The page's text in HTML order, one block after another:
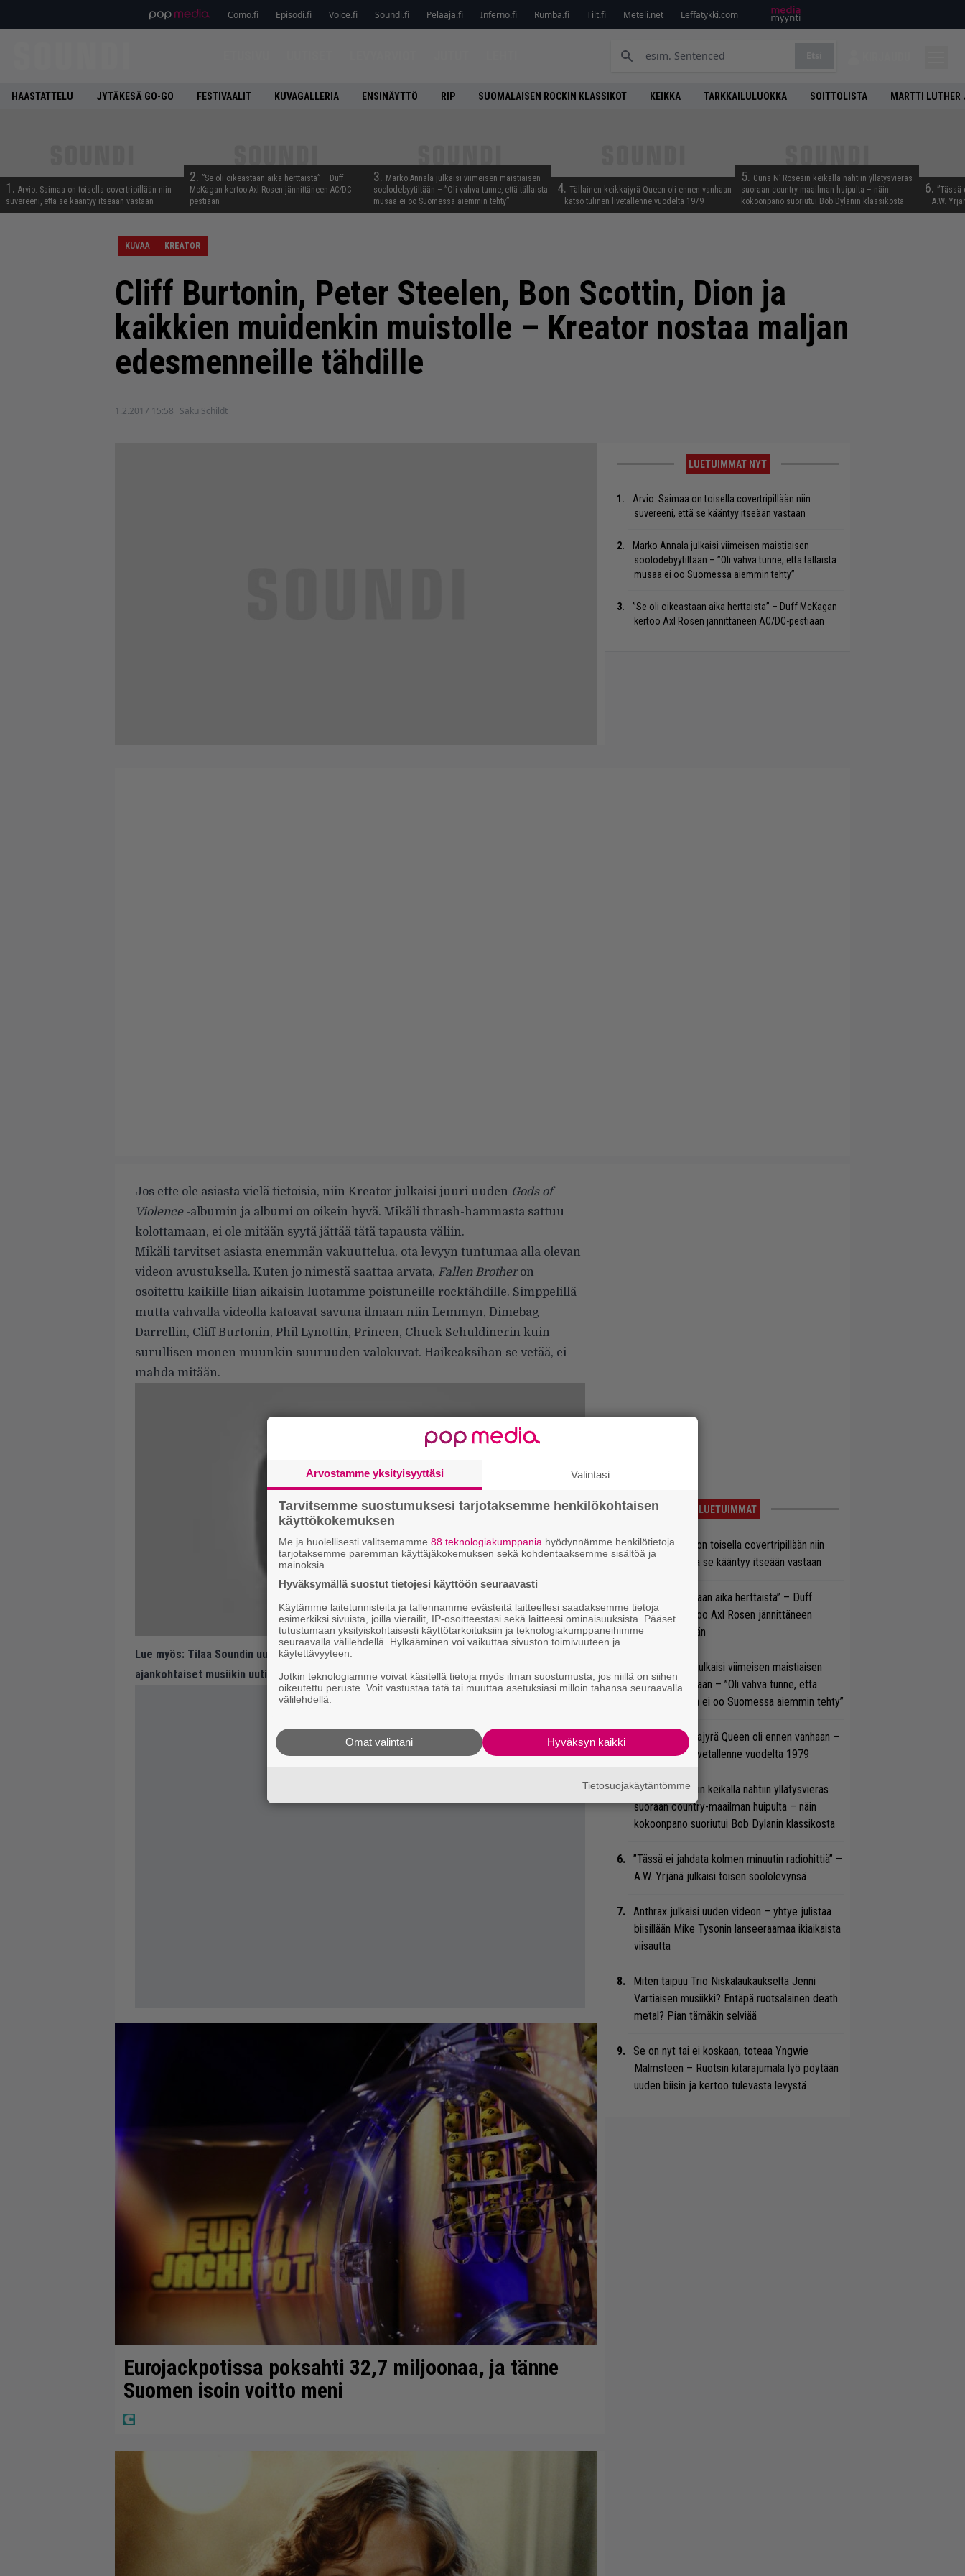
Como.fi Episodi.fi Voice.fi Soundi.fi Pelaaja.fi Inferno.fi Rumba.fi Tilt.fi Meteli.net Leffatykki.com
HAASTATTELU JYTÄKESÄ GO-GO FESTIVAALIT KUVAGALLERIA ENSINÄYTTÖ RIP SUOMALAISEN ROCKIN KLASSIKOT KEIKKA TARKKAILULUOKKA SOITTOLISTA MARTTI
1. Arvio: Saimaa on toisella covertripillään niin
suvereeni, että se kääntyy itseään vastaan
2. ”Se oli oikeastaan aika herttaista” – Duff
McKagan kertoo Axl Rosen jännittäneen AC/DC-
pestiään
3. Marko Annala julkaisi viimeisen maistiaisen
soolodebyytiltään – ”Oli vahva tunne, että tällaista
musaa ei oo Suomessa aiemmin tehty”
4. Tällainen keikkajyrä Queen oli ennen vanhaan
– katso tulinen livetallenne vuodelta 1979
5. Guns N’ Rosesin keikalla nähtiin yllätysvieras
suoraan country-maailman huipulta – näin
kokoonpano suoriutui Bob Dylanin klassikosta
6. ”Tässä
– A.W.
KUVAA KREATOR
Cliff Burtonin, Peter Steelen, Bon Scottin, Dion ja
kaikkien muidenkin muistolle – Kreator nostaa maljan
edesmenneille tähdille
1.2.2017 15:58 Saku Schildt
LUETUIMMAT NYT
Arvio: Saimaa on toisella covertripillään niin
suvereeni, että se kääntyy itseään vastaan
Marko Annala julkaisi viimeisen maistiaisen
soolodebyytiltään – ”Oli vahva tunne, että tällaista
musaa ei oo Suomessa aiemmin tehty”
”Se oli oikeastaan aika herttaista” – Duff McKagan
kertoo Axl Rosen jännittäneen AC/DC-pestiään
Jos ette ole asiasta vielä tietoisia, niin Kreator julkaisi juuri uuden Gods of
Violence-albumin ja albumi on oikein hyvä. Mikäli thrash-hammasta sattuu
kolottamaan, ei ole mitään syytä jättää tätä tapausta väliin.
Mikäli tarvitset asiasta enemmän vakuuttelua, ota levyyn tuntumaa alla olevan
videon avustuksella. Kuten jo nimestä saattaa arvata, Fallen Brotheron
osoitettu kaikille liian aikaisin luotamme poistuneille rocktähdille. Simppelillä
mutta vahvalla videolla katoavat savuna ilmaan niin Lemmyn, Dimebag
Darrellin, Cliff Burtonin, Phil Lynottin, Princen, Chuck Schuldinerin kuin
surullisen monen muunkin suuruuden valokuvat. Haikeaksihan se vetää, ei
mahda mitään.
Lue myös: Tilaa Soundin uutiskirje ja tiedät mistä kahvitauolla puhutaan! Nappaa
ajankohtaiset musiikin uutiset ja puheenaiheet suoraan sähköpostiin tästä.
Eurojackpotissa poksahti 32,7 miljoonaa, ja tänne
Suomen isoin voitto meni
LUETUIMMAT
Arvio: Saimaa on toisella covertripillään niin
suvereeni, että se kääntyy itseään vastaan
”Se oli oikeastaan aika herttaista” – Duff
McKagan kertoo Axl Rosen jännittäneen
AC/DC-pestiään
Marko Annala julkaisi viimeisen maistiaisen
soolodebyytiltään – ”Oli vahva tunne, että
tällaista musaa ei oo Suomessa aiemmin tehty”
Tällainen keikkajyrä Queen oli ennen vanhaan –
katso tulinen livetallenne vuodelta 1979
Guns N’ Rosesin keikalla nähtiin yllätysvieras
suoraan country-maailman huipulta – näin
kokoonpano suoriutui Bob Dylanin klassikosta
”Tässä ei jahdata kolmen minuutin radiohittiä” –
A.W. Yrjänä julkaisi toisen soololevynsä
Anthrax julkaisi uuden videon – yhtye julistaa
biisillään Mike Tysonin lanseeraamaa ikiaikaista
viisautta
Miten taipuu Trio Niskalaukaukselta Jenni
Vartiaisen musiikki? Entäpä ruotsalainen death
metal? Pian tämäkin selviää
Se on nyt tai ei koskaan, toteaa Yngwie
Malmsteen – Ruotsin kitarajumala lyö pöytään
uuden biisin ja kertoo tulevasta levystä
Arvostamme yksityisyyttäsi Valintasi
Tarvitsemme suostumuksesi tarjotaksemme henkilökohtaisen
käyttökokemuksen
Me ja huolellisesti valitsemamme 88 teknologiakumppania hyödynnämme henkilötietoja
tarjotaksemme paremman käyttäjäkokemuksen sekä kohdentaaksemme sisältöä ja
mainoksia.
Hyväksymällä suostut tietojesi käyttöön seuraavasti
Käytämme laitetunnisteita ja tallennamme evästeitä laitteellesi saadaksemme tietoja
esimerkiksi sivuista, joilla vierailit, IP-osoitteestasi sekä laitteesi ominaisuuksista. Pääset
tutustumaan yksityiskohtaisesti käyttötarkoituksiin ja teknologiakumppaneihimme
seuraavalla välilehdellä. Hylkääminen voi vaikuttaa sivuston toimivuuteen ja
käytettävyyteen.
Jotkin teknologiamme voivat käsitellä tietoja myös ilman suostumusta, jos niillä on siihen
oikeutettu peruste. Voit vastustaa tätä tai muuttaa asetuksiasi milloin tahansa seuraavalla
välilehdellä.
Hyväksyn kaikki
Omat valintani
Tietosuojakäytäntömme